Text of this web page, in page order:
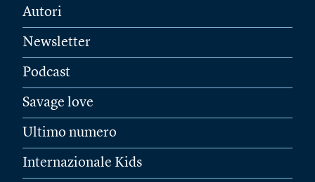
Autori
Newsletter
Podcast
Savage love
Ultimo numero
Internazionale Kids